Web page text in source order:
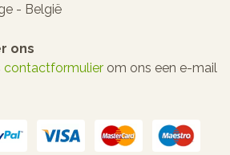
- België
ons
contactformulier om ons een e-mail